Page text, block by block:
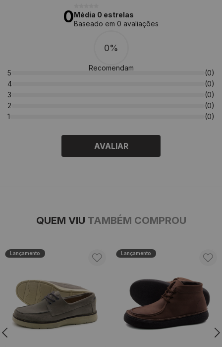
0Média 0 estrelas
Baseado em 0 avaliações
0%
Recomendam
5
(0)
4
(0)
3
(0)
2
(0)
1
(0)
AVALIAR
QUEM VIU TAMBÉM COMPROU
Lançamento Lançamento